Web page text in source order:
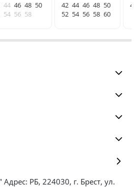
44 46 48 50
54 56 58
42 44 46 48 50
52 54 56 58 60
РБ, 224030, г. Брест, ул.